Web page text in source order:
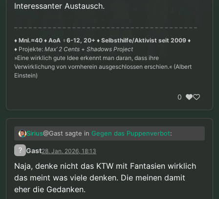
Interessanter Austausch.
♦ Mnl.≈40 ♦ AoA ♀6-12, 20+ ♦ Selbsthilfe/Aktivist seit 2009 ♦
♦ Projekte: Max’ 2 Cents + Shadows Project
»Eine wirklich gute Idee erkennt man daran, dass ihre
Verwirklichung von vornherein ausgeschlossen erschien.« (Albert
Einstein)
0
Sirius@Gast sagte in Gegen das Puppenverbot:
suchen wollen – nicht über Rechtspolitik,
sondern über Ihre persönliche Situation –,
steht Ihnen unser Angebot offen.
Übersetzung: sei ruhig und geh endlich in
Therapie
? Gast28. Jan. 2026, 18:13
Naja, denke nicht das KTW mit Fantasien wirklich
das meint was viele denken. Die meinen damit
eher die Gedanken.